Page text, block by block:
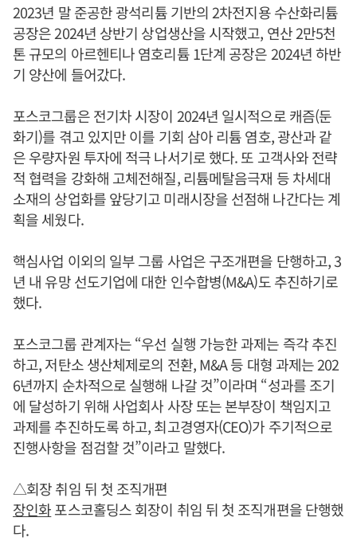
2023년 말 준공한 광석리튬 기반의 2차전지용 수산화리튬
공장은 2024년 상반기 상업생산을 시작했고, 연산 2만5천
톤 규모의 아르헨티나 염호리튬 1단계 공장은 2024년 하반
기 양산에 들어갔다.
포스코그룹은 전기차 시장이 2024년 일시적으로 캐즘(둔
화기)를 겪고 있지만 이를 기회 삼아 리튬 염호, 광산과 같
은 우량자원 투자에 적극 나서기로 했다. 또 고객사와 전략
적 협력을 강화해 고체전해질, 리튬메탈음극재 등 차세대
소재의 상업화를 앞당기고 미래시장을 선점해 나간다는 계
획을 세웠다.
핵심사업 이외의 일부 그룹 사업은 구조개편을 단행하고, 3
년 내 유망 선도기업에 대한 인수합병(M&A)도 추진하기로
했다.
포스코그룹 관계자는 “우선 실행 가능한 과제는 즉각 추진
하고, 저탄소 생산체제로의 전환, M&A 등 대형 과제는 202
6년까지 순차적으로 실행해 나갈 것”이라며 “성과를 조기
에 달성하기 위해 사업회사 사장 또는 본부장이 책임지고
과제를 추진하도록 하고, 최고경영자(CEO)가 주기적으로
진행사항을 점검할 것”이라고 말했다.
△회장 취임 뒤 첫 조직개편
장인화포스코홀딩스 회장이 취임 뒤 첫 조직개편을 단행했
다.